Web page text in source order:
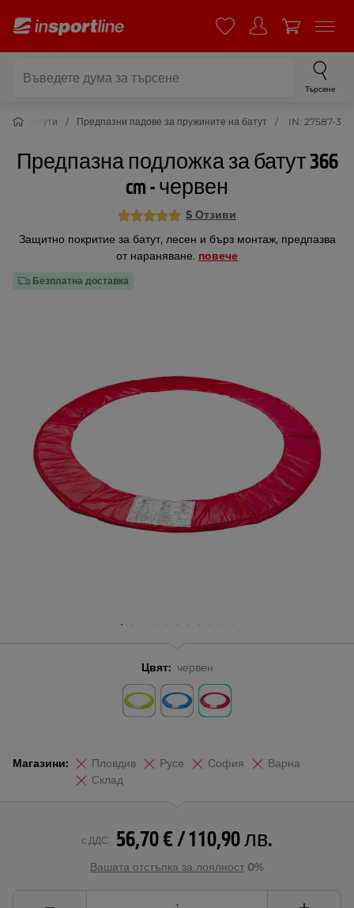
Търсене
за батути Предпазни падове за пружините на батут IN: 27587-3
Предпазна подложка за батут 366
cm - червен
5 Отзиви
Защитно покритие за батут, лесен и бърз монтаж, предпазва
от нараняване. повече
Безплатна доставка
Цвят: червен
Магазини: Пловдив Русе София
Варна
Склад
56,70 € / 110,90 лв.
с ДДС
Вашата отстъпка за лоялност 0%